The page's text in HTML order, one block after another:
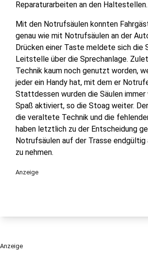
Reparaturarbeiten an den Haltestellen.
Mit den Notrufsäulen konnten
genau wie mit Notrufsäulen an der
Drücken einer Taste meldete sich die
Leitstelle über die Sprechanlage.
Technik kaum noch genutzt worden,
jeder ein Handy hat, mit dem er
Stattdessen wurden die Säulen immer
Spaß aktiviert, so die Stoag weiter.
die veraltete Technik und die
haben letztlich zu der Entscheidung
Notrufsäulen auf der Trasse endgültig
zu nehmen.
Anzeige
Anzeige